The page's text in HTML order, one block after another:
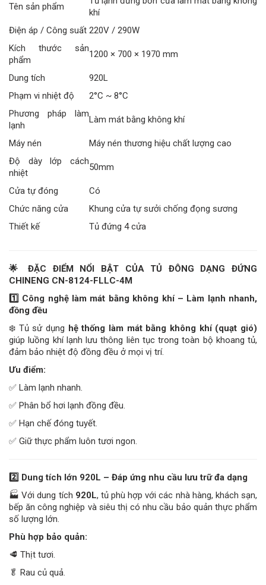
Tên sản phẩm
khí
Điện áp / Công suất 220V / 290W
Kích thước sản
phẩm
1200 × 700 × 1970 mm
Dung tích
920L
Phạm vi nhiệt độ
2°C ~ 8°C
Phương pháp làm
lạnh
Làm mát bằng không khí
Máy nén
Máy nén thương hiệu chất lượng cao
Độ dày lớp cách
nhiệt
50mm
Cửa tự đóng
Có
Chức năng cửa
Khung cửa tự sưởi chống đọng sương
Thiết kế
Tủ đứng 4 cửa
🌟
ĐẶC ĐIỂM NỔI BẬT CỦA TỦ ĐÔNG DẠNG ĐỨNG
CHINENG CN-8124-FLLC-4M
1️ Công nghệ làm mát bằng không khí – Làm lạnh nhanh,
đồng đều
❄️ Tủ sử dụng hệ thống làm mát bằng không khí (quạt gió)
giúp luồng khí lạnh lưu thông liên tục trong toàn bộ khoang tủ,
đảm bảo nhiệt độ đồng đều ở mọi vị trí.
Ưu điểm:
✅ Làm lạnh nhanh.
✅ Phân bổ hơi lạnh đồng đều.
✅ Hạn chế đóng tuyết.
✅ Giữ thực phẩm luôn tươi ngon.
2️ Dung tích lớn 920L – Đáp ứng nhu cầu lưu trữ đa dạng
🏭 Với dung tích 920L, tủ phù hợp với các nhà hàng, khách sạn,
bếp ăn công nghiệp và siêu thị có nhu cầu bảo quản thực phẩm
số lượng lớn.
Phù hợp bảo quản:
🥩 Thịt tươi.
🥬 Rau củ quả.